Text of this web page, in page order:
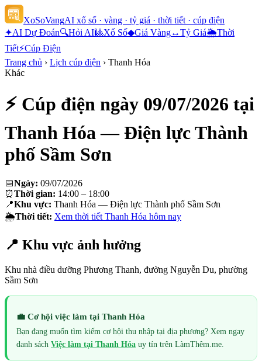
XoSoVangAI xổ số · vàng · tỷ giá · thời tiết · cúp điện
✦AI Dự Đoán🔍Hỏi AI🎱Xổ Số◆Giá Vàng↔Tỷ Giá🌦Thời
Tiết⚡Cúp Điện
Trang chủ › Lịch cúp điện › Thanh Hóa
Khác
⚡ Cúp điện ngày 09/07/2026 tại
Thanh Hóa — Điện lực Thành
phố Sầm Sơn
📅Ngày: 09/07/2026
⏰Thời gian: 14:00 – 18:00
📍Khu vực: Thanh Hóa — Điện lực Thành phố Sầm Sơn
🌦Thời tiết: Xem thời tiết Thanh Hóa hôm nay
📍 Khu vực ảnh hưởng
Khu nhà điều dưỡng Phương Thanh, đường Nguyễn Du, phường
Sầm Sơn
💼 Cơ hội việc làm tại Thanh Hóa
Bạn đang muốn tìm kiếm cơ hội thu nhập tại địa phương? Xem ngay
danh sách Việc làm tại Thanh Hóa uy tín trên LàmThêm.me.